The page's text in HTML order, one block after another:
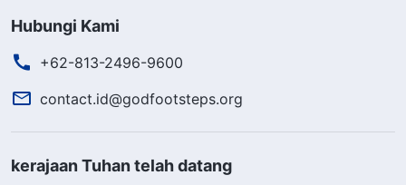
Hubungi Kami
+62-813-2496-9600
contact.id@godfootsteps.org
kerajaan Tuhan telah datang